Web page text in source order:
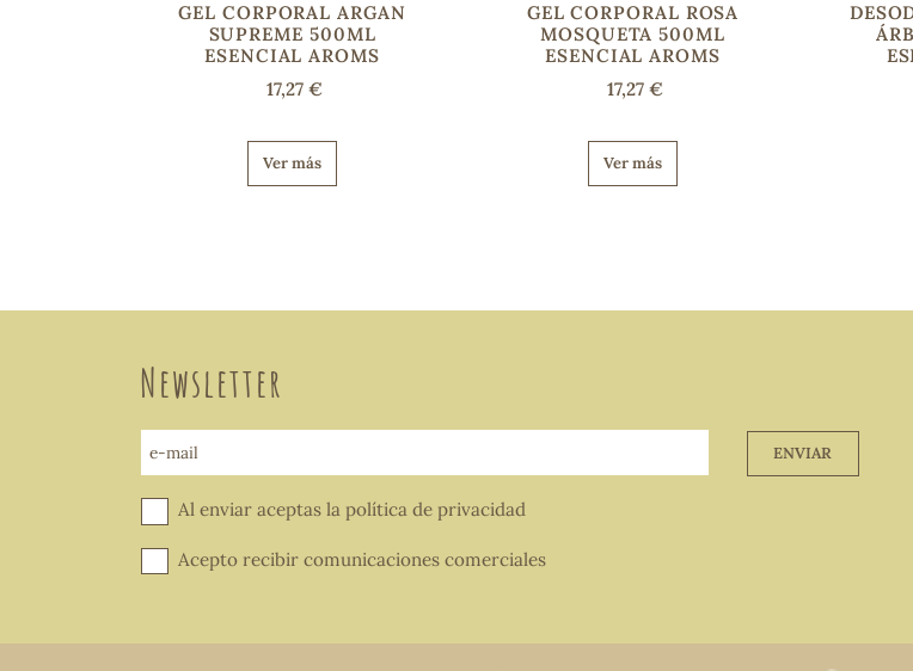
GEL CORPORAL ARGAN
SUPREME 500ML
ESENCIAL AROMS
17,27 €
Ver más
GEL CORPORAL ROSA
MOSQUETA 500ML
ESENCIAL AROMS
17,27 €
Ver más
Newsletter
e-mail ENVIAR
Al enviar aceptas la política de privacidad
Acepto recibir comunicaciones comerciales